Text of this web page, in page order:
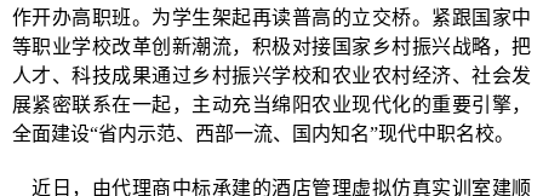
作开办高职班。为学生架起再读普高的立交桥。紧跟国家中
等职业学校改革创新潮流，积极对接国家乡村振兴战略，把
人才、科技成果通过乡村振兴学校和农业农村经济、社会发
展紧密联系在一起，主动充当绵阳农业现代化的重要引擎，
全面建设“省内示范、西部一流、国内知名”现代中职名校。
近日，由代理商中标承建的酒店管理虚拟仿真实训室建顺